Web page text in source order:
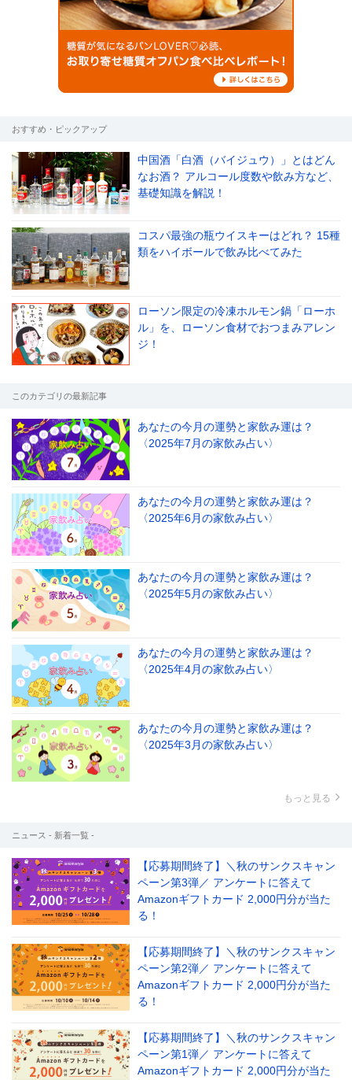
おすすめ・ピックアップ
中国酒「白酒（バイジュウ）」とはどん
なお酒？ アルコール度数や飲み方など、
基礎知識を解説！
コスパ最強の瓶ウイスキーはどれ？ 15種
類をハイボールで飲み比べてみた
ローソン限定の冷凍ホルモン鍋「ローホ
ル」を、ローソン食材でおつまみアレン
ジ！
このカテゴリの最新記事
あなたの今月の運勢と家飲み運は？
〈2025年7月の家飲み占い〉
あなたの今月の運勢と家飲み運は？
〈2025年6月の家飲み占い〉
あなたの今月の運勢と家飲み運は？
〈2025年5月の家飲み占い〉
あなたの今月の運勢と家飲み運は？
〈2025年4月の家飲み占い〉
あなたの今月の運勢と家飲み運は？
〈2025年3月の家飲み占い〉
もっと見る
ニュース - 新着一覧 -
【応募期間終了】＼秋のサンクスキャン
ペーン第3弾／ アンケートに答えて
Amazonギフトカード 2,000円分が当た
る！
【応募期間終了】＼秋のサンクスキャン
ペーン第2弾／ アンケートに答えて
Amazonギフトカード 2,000円分が当た
る！
【応募期間終了】＼秋のサンクスキャン
ペーン第1弾／ アンケートに答えて
Amazonギフトカード 2,000円分が当た